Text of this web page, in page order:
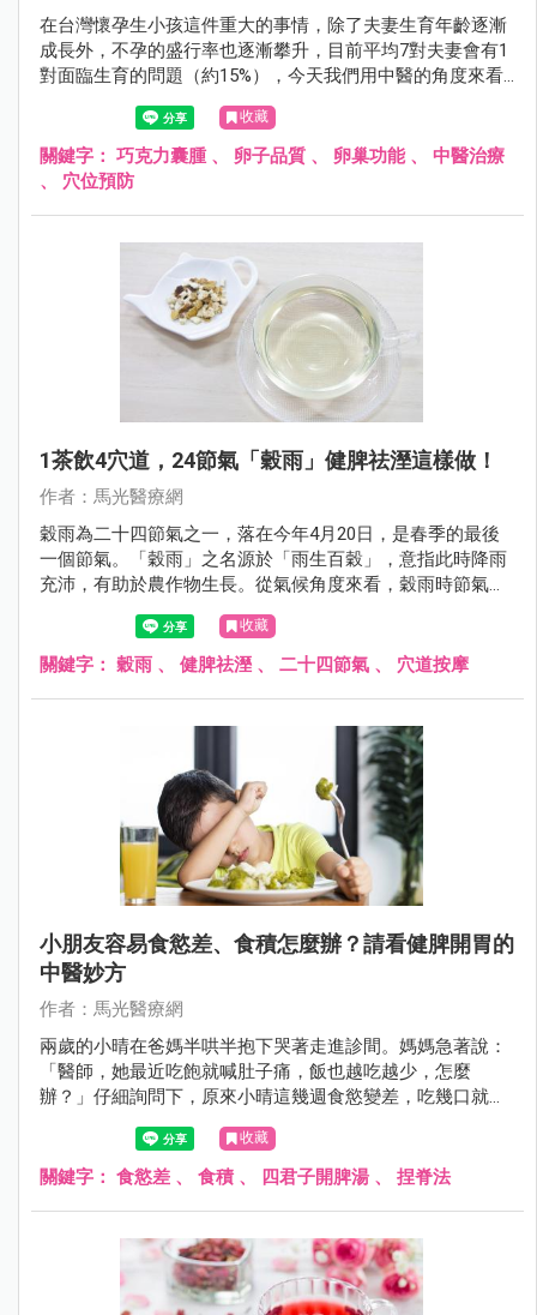
在台灣懷孕生小孩這件重大的事情，除了夫妻生育年齡逐漸
成長外，不孕的盛行率也逐漸攀升，目前平均7對夫妻會有1
對面臨生育的問題（約15%），今天我們用中醫的角度來看
巧克力囊腫。
收藏
關鍵字： 巧克力囊腫、 卵子品質 、 卵巢功能、 中醫治療
、 穴位預防
1茶飲4穴道，24節氣「穀雨」健脾祛溼這樣做！
作者：馬光醫療網
穀雨為二十四節氣之一，落在今年4月20日，是春季的最後
一個節氣。「穀雨」之名源於「雨生百穀」，意指此時降雨
充沛，有助於農作物生長。從氣候角度來看，穀雨時節氣溫
逐漸升高，濕氣明顯增加，天地之氣由春季的生發轉向夏季
的旺盛，是一個「由肝轉脾」的重要過渡期。
收藏
關鍵字： 穀雨 、 健脾祛溼 、 二十四節氣 、 穴道按摩
小朋友容易食慾差、食積怎麼辦？請看健脾開胃的
中醫妙方
作者：馬光醫療網
兩歲的小晴在爸媽半哄半抱下哭著走進診間。媽媽急著說：
「醫師，她最近吃飽就喊肚子痛，飯也越吃越少，怎麼
辦？」仔細詢問下，原來小晴這幾週食慾變差，吃幾口就說
飽，偏愛零食卻不碰正餐，甚至有時吃完還會嘔吐，讓爸媽
收藏
關鍵字： 食慾差 、 食積 、 四君子開脾湯 、 捏脊法